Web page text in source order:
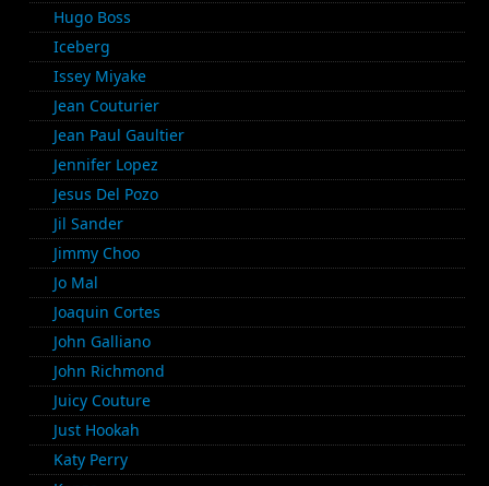
Hugo Boss
Iceberg
Issey Miyake
Jean Couturier
Jean Paul Gaultier
Jennifer Lopez
Jesus Del Pozo
Jil Sander
Jimmy Choo
Jo Mal
Joaquin Cortes
John Galliano
John Richmond
Juicy Couture
Just Hookah
Katy Perry